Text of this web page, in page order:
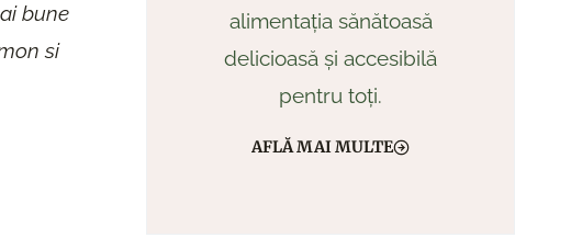
bune
si
alimentația sănătoasă
delicioasă și accesibilă
pentru toți.
AFLĂ MAI MULTE